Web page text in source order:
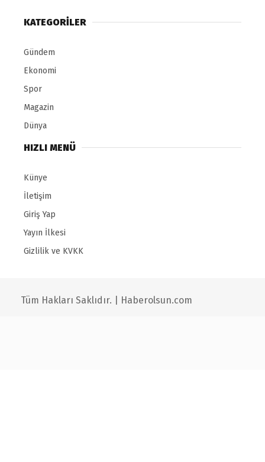
KATEGORILER
Gündem
Ekonomi
Spor
Magazin
Dünya
HIZLI MENÜ
Künye
İletişim
Giriş Yap
Yayın İlkesi
Gizlilik ve KVKK
Tüm Hakları Saklıdır. | Haberolsun.com